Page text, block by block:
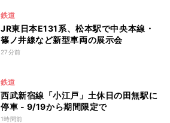
鉄道
JR東日本E131系、松本駅で中央本線・
篠ノ井線など新型車両の展示会
27分前
鉄道
西武新宿線「小江戸」土休日の田無駅に
停車 - 9/19から期間限定で
1時間前